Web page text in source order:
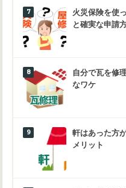
火災保険を使
と確実な申請
自分で瓦を修
なワケ
軒はあった方
メリット